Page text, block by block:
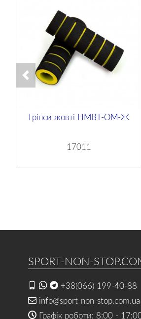
Гріпси жовті НМВТ-OM-Ж
17011
SPORT-NON-
+38(066) 199-40-88
info@sport-non-stop.com.ua
Графік роботи: 8:00 -